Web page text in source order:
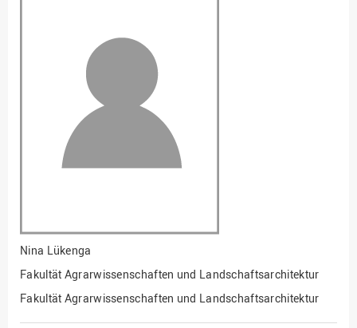
und Informatik
Fakultät Management,
Kultur und Technik
Fakultät Wirtschafts- und
Sozialwissenschaften
Finanzen
Gesellschaftliches
Engagement
Nina Lükenga
Fakultät Agrarwissenschaften und Landschaftsarchitektur
Fakultät Agrarwissenschaften und Landschaftsarchitektur